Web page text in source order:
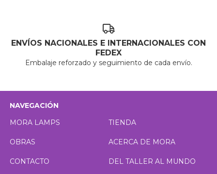
ENVÍOS NACIONALES E INTERNACIONALES CON
FEDEX
Embalaje reforzado y seguimiento de cada envío.
NAVEGACIÓN
MORA LAMPS
TIENDA
OBRAS ACERCA DE MORA
CONTACTO DEL TALLER AL MUNDO